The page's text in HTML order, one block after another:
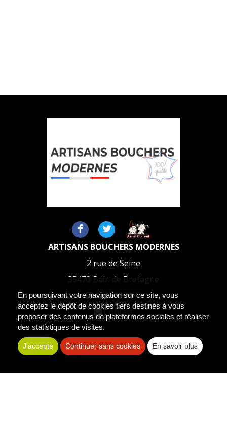
ARTISANS BOUCHERS MODERNES
2 rue de Seine
35470 Bain de Bretagne
0223310079
Contact
Les photos sont des propriétés intellectuelles, toute
reproduction est interdite.
En poursuivant votre navigation sur ce site, vous
acceptez le dépôt de cookies tiers destinés à vous
proposer des contenus de plateformes sociales et réaliser
des statistiques de visites.
J'accepte Continuer sans cookies En savoir plus